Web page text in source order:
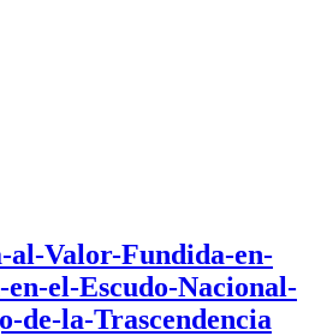
Valor-Fundida-en-
el-Escudo-Nacional-
de-la-Trascendencia